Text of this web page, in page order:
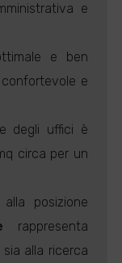
e
e ben
e
degli uffici è
circa per un
posizione
rappresenta
alla ricerca